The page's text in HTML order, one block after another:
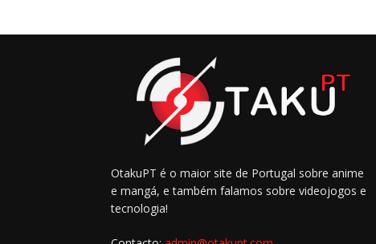
OtakuPT é o maior site de Portugal sobre anime
e mangá, e também falamos sobre videojogos e
tecnologia!